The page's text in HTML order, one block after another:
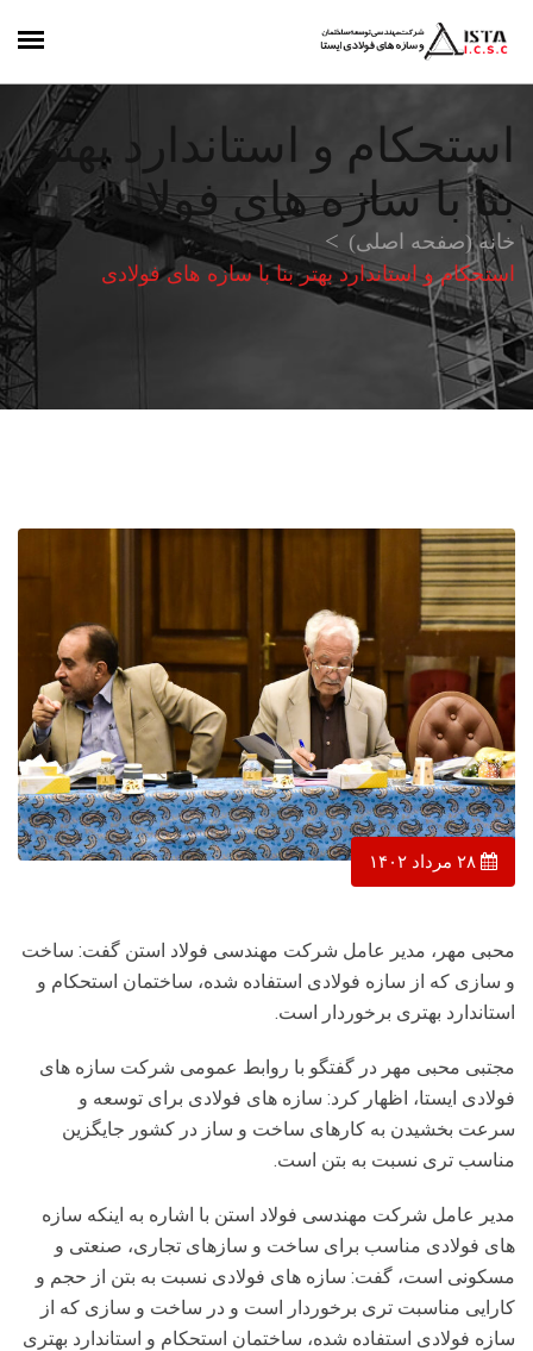
استحکام و استاندارد بهتر
بنا با سازه های فولادی
خانه (صفحه اصلی)
استحکام و استاندارد بهتر بنا با سازه های فولادی
محبی مهر، مدیر عامل شرکت مهندسی فولاد استن گفت: ساخت
و سازی که از سازه فولادی استفاده شده، ساختمان استحکام و
استاندارد بهتری برخوردار است.
مجتبی محبی مهر در گفتگو با روابط عمومی شرکت سازه های
فولادی ایستا، اظهار کرد: سازه های فولادی برای توسعه و
سرعت بخشیدن به کارهای ساخت و ساز در کشور جایگزین
مناسب تری نسبت به بتن است.
مدیر عامل شرکت مهندسی فولاد استن با اشاره به اینکه سازه
های فولادی مناسب برای ساخت و سازهای تجاری، صنعتی و
مسکونی است، گفت: سازه های فولادی نسبت به بتن از حجم و
کارایی مناسبت تری برخوردار است و در ساخت و سازی که از
سازه فولادی استفاده شده، ساختمان استحکام و استاندارد بهتری